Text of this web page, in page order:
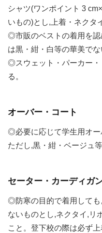
シャツ(ワンポイント 3
いもの)とし,上着・ネクタ
◎市販のベストの着用を認
は黒・紺・白等の華美でな
◎スウェット・パーカー・
る。
オーバー・コート
◎必要に応じて学生用オー
ただし,黒・紺・ベージュ
セーター・カーディガ
◎防寒の目的で着用して
ないものとし,ネクタイ,リ
こと。登下校の際は必ず